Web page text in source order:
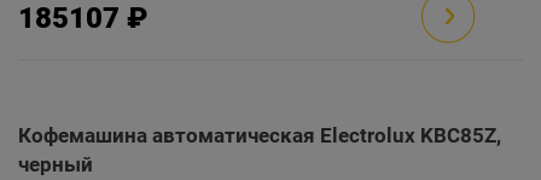
185107 ₽
Кофемашина автоматическая Electrolux KBC85Z,
черный